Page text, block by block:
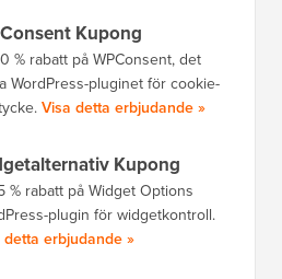
Kupong
% rabatt på WPConsent, det
WordPress-pluginet för cookie-
Visa detta erbjudande »
Kupong
% rabatt på Widget Options
plugin för widgetkontroll.
detta erbjudande »